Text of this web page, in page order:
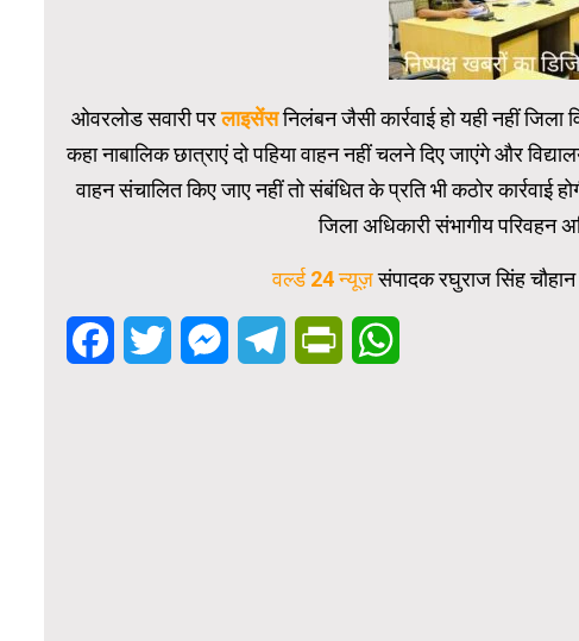
ओवरलोड सवारी परलाइसेंसनिलंबन जैसी कार्रवाई हो यही नहीं जिला
कहा नाबालिक छात्राएं दो पहिया वाहन नहीं चलने दिए जाएंगे और
वाहन संचालित किए जाए नहीं तो संबंधित के प्रति भी कठोर कार्रवाई
जिला अधिकारी संभागीय परिवहन
वर्ल्ड 24 न्यूज़संपादक रघुराज सिंह चौहान
FacebookTwitter MessengerTelegramPrintFriendly